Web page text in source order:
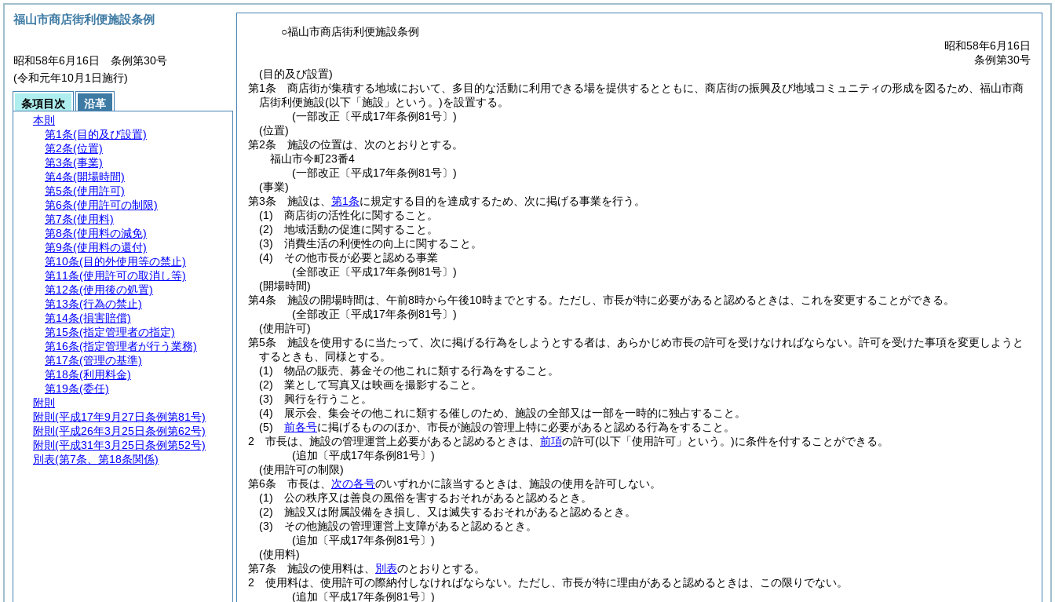
○福山市商店街利便施設条例
昭和58年6月16日
条例第30号
(目的及び設置)
第1条
商店街が集積する地域において、多目的な活動に利用できる場を提供するとともに、商店街の振興及び地域コミュニティの形成を図るため、福山市商
店街利便施設(以下「施設」という。)を設置する。
(一部改正〔平成17年条例81号〕)
(位置)
第2条
施設の位置は、次のとおりとする。
福山市今町23番4
(一部改正〔平成17年条例81号〕)
(事業)
第3条
施設は、 第1条に規定する目的を達成するため、次に掲げる事業を行う。
(1)
商店街の活性化に関すること。
(2)
地域活動の促進に関すること。
(3)
消費生活の利便性の向上に関すること。
(4)
その他市長が必要と認める事業
(全部改正〔平成17年条例81号〕)
(開場時間)
第4条
施設の開場時間は、午前8時から午後10時までとする。 ただし、市長が特に必要があると認めるときは、これを変更することができる。
(全部改正〔平成17年条例81号〕)
(使用許可)
第5条
施設を使用するに当たって、次に掲げる行為をしようとする者は、あらかじめ市長の許可を受けなければならない。 許可を受けた事項を変更しようと
するときも、同様とする。
(1)
物品の販売、募金その他これに類する行為をすること。
(2)
業として写真又は映画を撮影すること。
(3)
興行を行うこと。
(4)
展示会、集会その他これに類する催しのため、施設の全部又は一部を一時的に独占すること。
(5)
前各号に掲げるもののほか、市長が施設の管理上特に必要があると認める行為をすること。
2
市長は、施設の管理運営上必要があると認めるときは、 前項の許可(以下「使用許可」という。)に条件を付することができる。
(追加〔平成17年条例81号〕)
(使用許可の制限)
第6条
市長は、 次の各号のいずれかに該当するときは、施設の使用を許可しない。
(1)
公の秩序又は善良の風俗を害するおそれがあると認めるとき。
(2)
施設又は附属設備をき損し、又は滅失するおそれがあると認めるとき。
(3)
その他施設の管理運営上支障があると認めるとき。
(追加〔平成17年条例81号〕)
(使用料)
第7条
施設の使用料は、 別表のとおりとする。
2
使用料は、使用許可の際納付しなければならない。 ただし、市長が特に理由があると認めるときは、この限りでない。
(追加〔平成17年条例81号〕)
福山市商店街利便施設条例
昭和58年6月16日 条例第30号
(令和元年10月1日施行)
条項目次
沿革
本則
第1条(目的及び設置)
第2条(位置)
第3条(事業)
第4条(開場時間)
第5条(使用許可)
第6条(使用許可の制限)
第7条(使用料)
第8条(使用料の減免)
第9条(使用料の還付)
第10条(目的外使用等の禁止)
第11条(使用許可の取消し等)
第12条(使用後の処置)
第13条(行為の禁止)
第14条(損害賠償)
第15条(指定管理者の指定)
第16条(指定管理者が行う業務)
第17条(管理の基準)
第18条(利用料金)
第19条(委任)
附則
附則 (平成17年9月27日条例第81号)
附則 (平成26年3月25日条例第62号)
附則 (平成31年3月25日条例第52号)
別表(第7条、第18条関係)